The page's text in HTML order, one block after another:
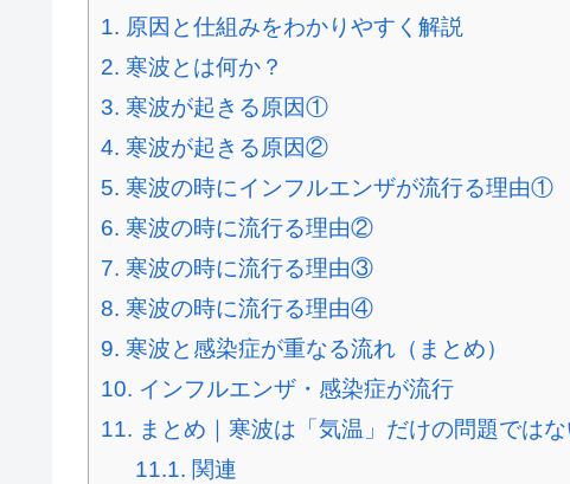
1. 原因と仕組みをわかりやすく解説
2. 寒波とは何か？
3. 寒波が起きる原因①
4. 寒波が起きる原因②
5. 寒波の時にインフルエンザが流行る理由①
6. 寒波の時に流行る理由②
7. 寒波の時に流行る理由③
8. 寒波の時に流行る理由④
9. 寒波と感染症が重なる流れ（まとめ）
10. インフルエンザ・感染症が流行
11. まとめ｜寒波は「気温」だけの問題ではな
11.1. 関連